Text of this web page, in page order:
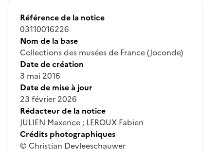
Référence de la notice
03110016226
Nom de la base
Collections des musées de France (Joconde)
Date de création
3 mai 2016
Date de mise à jour
23 février 2026
Rédacteur de la notice
JULIEN Maxence ; LEROUX Fabien
Crédits photographiques
© Christian Devleeschauwer